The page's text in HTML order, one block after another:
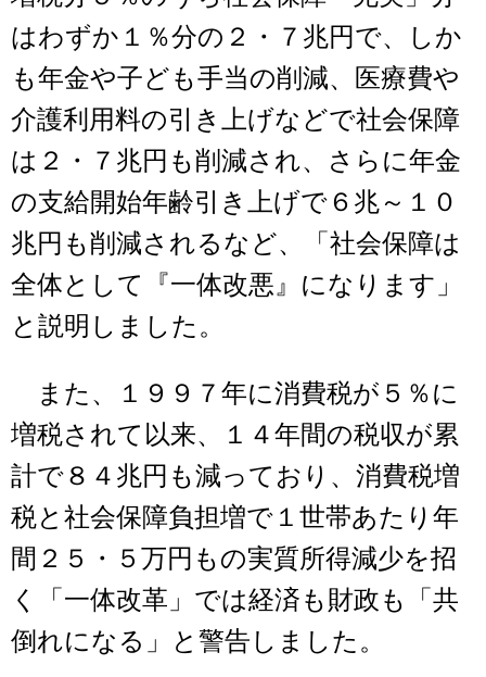
はわずか１％分の２・７兆円で、しか
も年金や子ども手当の削減、医療費や
介護利用料の引き上げなどで社会保障
は２・７兆円も削減され、さらに年金
の支給開始年齢引き上げで６兆～１０
兆円も削減されるなど、「社会保障は
全体として『一体改悪』になります」
と説明しました。
また、１９９７年に消費税が５％に
増税されて以来、１４年間の税収が累
計で８４兆円も減っており、消費税増
税と社会保障負担増で１世帯あたり年
間２５・５万円もの実質所得減少を招
く「一体改革」では経済も財政も「共
倒れになる」と警告しました。